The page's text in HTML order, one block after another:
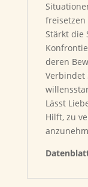
freisetzen
Stärkt die
deren
Verbindet
Lässt
Hilft, zu